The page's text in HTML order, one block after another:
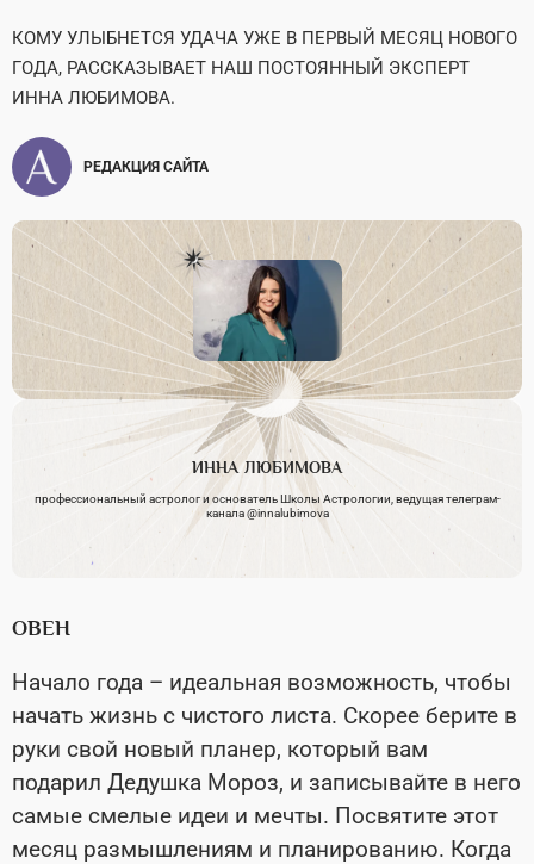
КОМУ УЛЫБНЕТСЯ УДАЧА УЖЕ В ПЕРВЫЙ МЕСЯЦ НОВОГО
ГОДА, РАССКАЗЫВАЕТ НАШ ПОСТОЯННЫЙ ЭКСПЕРТ
ИННА ЛЮБИМОВА.
РЕДАКЦИЯ САЙТА
ИННА ЛЮБИМОВА
профессиональный астролог и основатель Школы Астрологии, ведущая телеграм-
канала @innalubimova
ОВЕН
Начало года – идеальная возможность, чтобы
начать жизнь с чистого листа. Скорее берите в
руки свой новый планер, который вам
подарил Дедушка Мороз, и записывайте в него
самые смелые идеи и мечты. Посвятите этот
месяц размышлениям и планированию. Когда